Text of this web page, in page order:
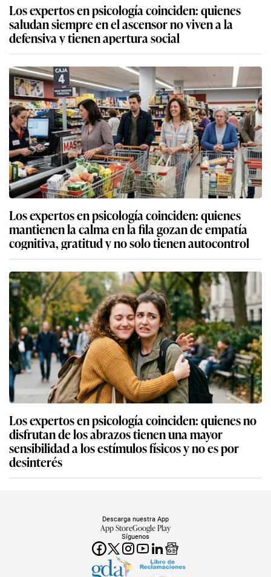
Los expertos en psicología coinciden: quienes
saludan siempre en el ascensor no viven a la
defensiva y tienen apertura social
Los expertos en psicología coinciden: quienes
mantienen la calma en la fila gozan de empatía
cognitiva, gratitud y no solo tienen autocontrol
Los expertos en psicología coinciden: quienes no
disfrutan de los abrazos tienen una mayor
sensibilidad a los estímulos físicos y no es por
desinterés
Síguenos
Descarga nuestra App
App StoreGoogle Play